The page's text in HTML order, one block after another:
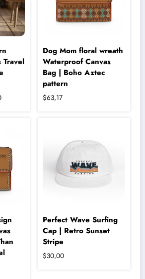
Travel
Fiyat
Dog Mom floral wreath
Waterproof Canvas
Bag | Boho Aztec
pattern
$63,17
varyasyonu
Seçenekler
sayfasından
Perfect Wave Surfing
Cap | Retro Sunset
Stripe
$30,00